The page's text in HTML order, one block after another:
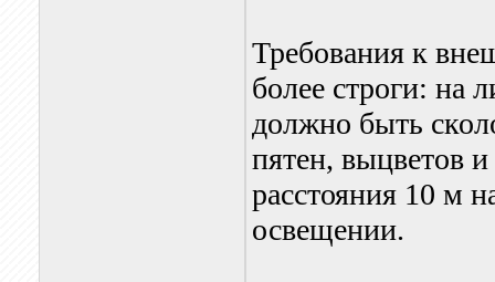
Требования к
более строги: на
должно быть
пятен, выцветов
расстояния 10 м
освещении.